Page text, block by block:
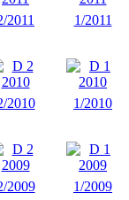
2011
1/2011
2010
1/2010
2009
1/2009